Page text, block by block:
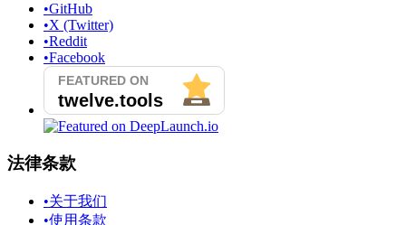
•GitHub
•X (Twitter)
•Reddit
•Facebook
法律条款
•关于我们
•使用条款